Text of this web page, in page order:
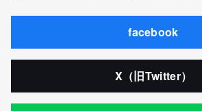
facebook
X（旧Twitter）